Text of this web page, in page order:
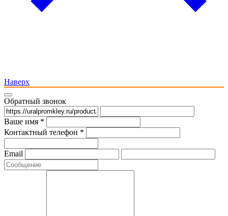
Наверх
Обратный звонок
Ваше имя *
Контактный телефон *
Email